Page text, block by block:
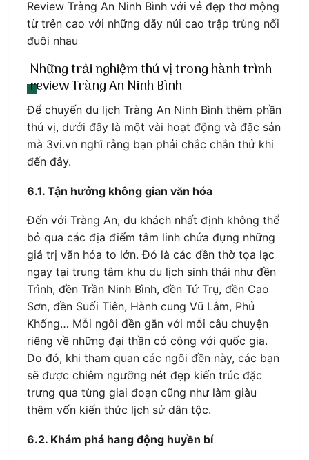
Review Tràng An Ninh Bình với vẻ đẹp thơ mộng
từ trên cao với những dãy núi cao trập trùng nối
đuôi nhau
Những trải nghiệm thú vị trong hành trình
review Tràng An Ninh Bình
Để chuyến du lịch Tràng An Ninh Bình thêm phần
thú vị, dưới đây là một vài hoạt động và đặc sản
mà 3vi.vn nghĩ rằng bạn phải chắc chắn thử khi
đến đây.
6.1. Tận hưởng không gian văn hóa
Đến với Tràng An, du khách nhất định không thể
bỏ qua các địa điểm tâm linh chứa đựng những
giá trị văn hóa to lớn. Đó là các đền thờ tọa lạc
ngay tại trung tâm khu du lịch sinh thái như đền
Trình, đền Trần Ninh Bình, đền Tứ Trụ, đền Cao
Sơn, đền Suối Tiên, Hành cung Vũ Lâm, Phủ
Khống… Mỗi ngôi đền gắn với mỗi câu chuyện
riêng về những đại thần có công với quốc gia.
Do đó, khi tham quan các ngôi đền này, các bạn
sẽ được chiêm ngưỡng nét đẹp kiến trúc đặc
trưng qua từng giai đoạn cũng như làm giàu
thêm vốn kiến thức lịch sử dân tộc.
6.2. Khám phá hang động huyền bí